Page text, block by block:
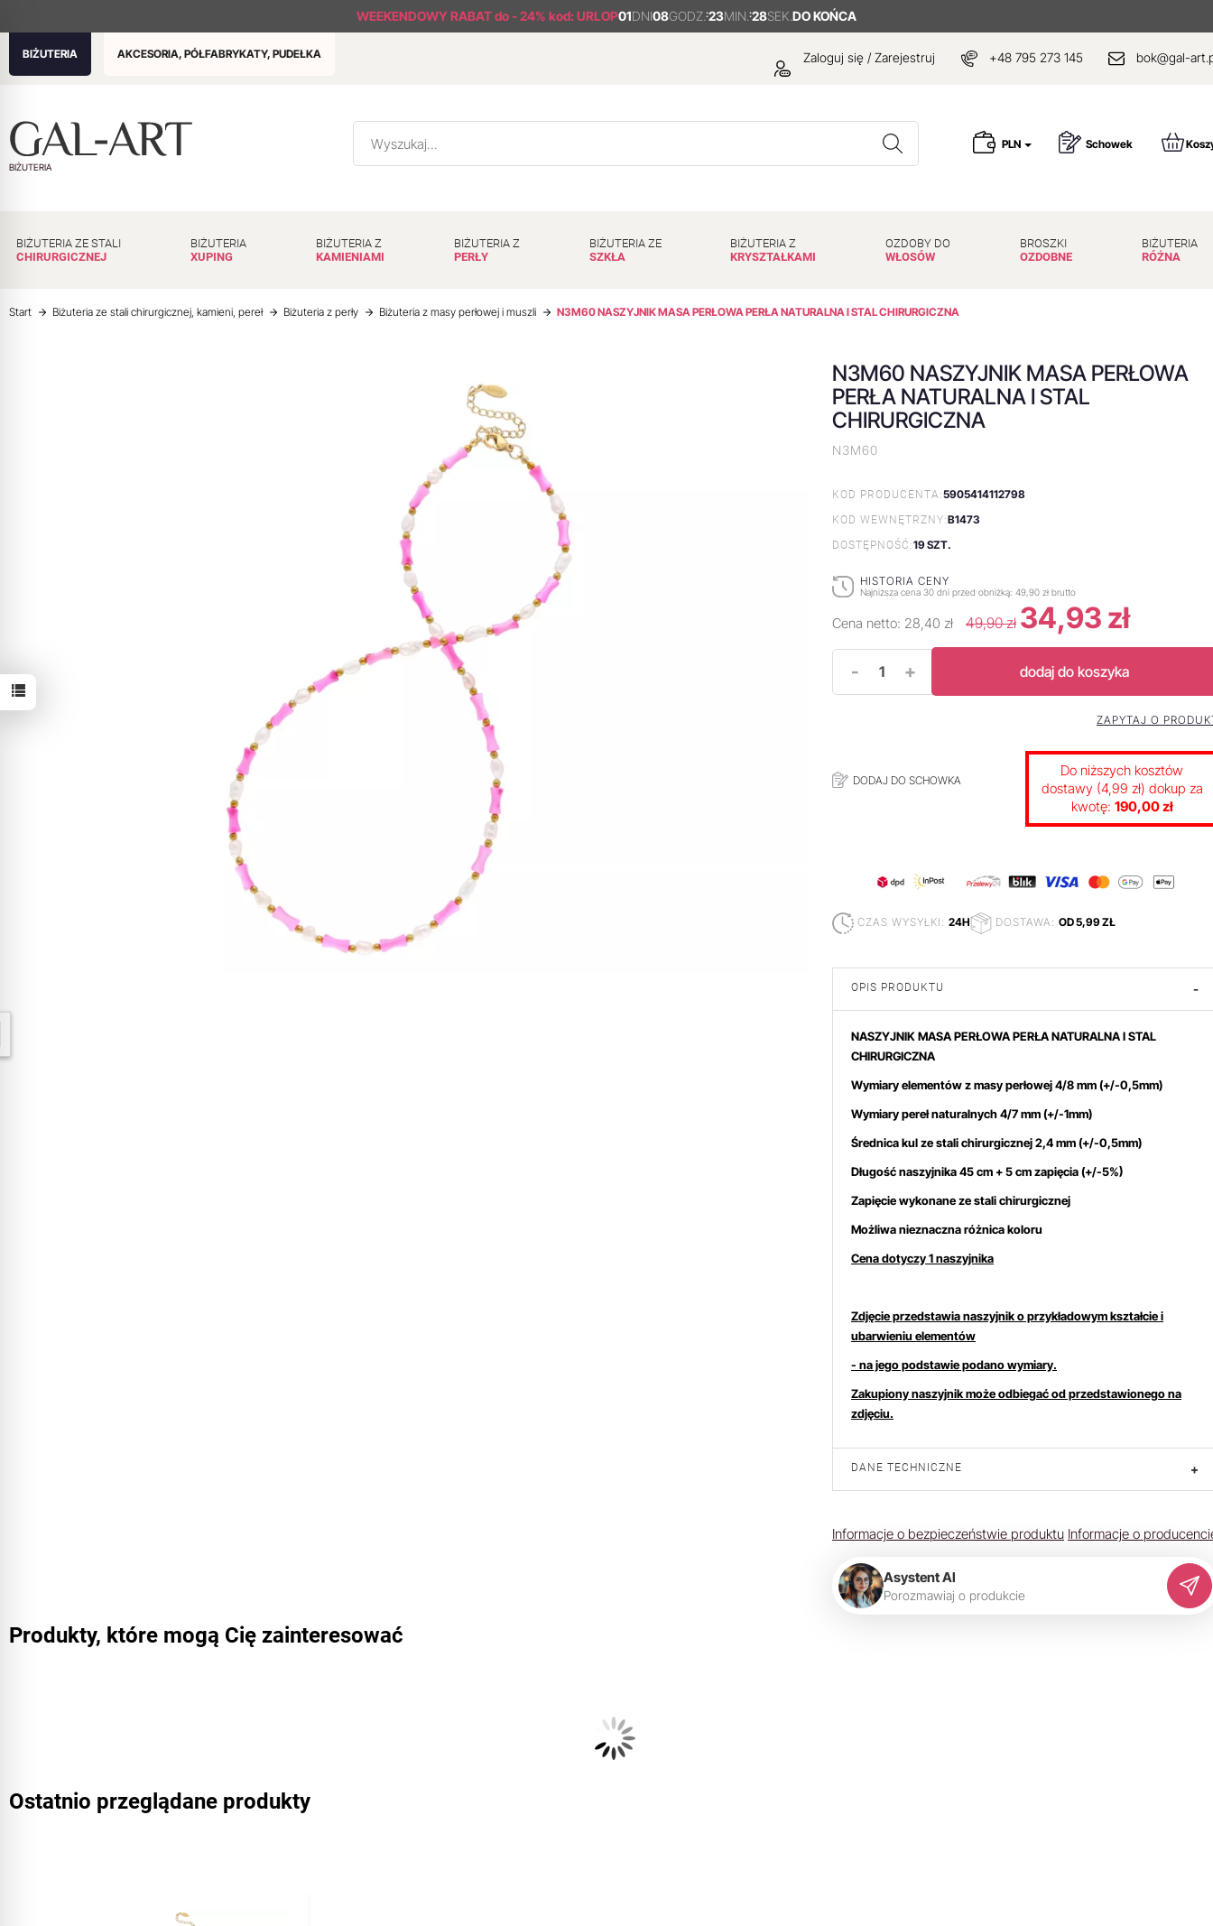
WEEKENDOWY RABATdo - 24% kod: URLOP01DNI08GODZ.:23MIN.:27SEK. DO KOŃCA
BIŻUTERIA AKCESORIA, PÓŁFABRYKATY, PUDEŁKA Zaloguj się / Zarejestruj +48 795 273 145 bok@gal-
BIŻUTERIA
Wyszukaj PLN Schowek
BIŻUTERIA ZE STALI
CHIRURGICZNEJ
BIŻUTERIA
XUPING
BIŻUTERIA Z
KAMIENIAMI
BIŻUTERIA Z
PERŁY
BIŻUTERIA ZE
SZKŁA
BIŻUTERIA Z
KRYSZTAŁKAMI
OZDOBY DO
WŁOSÓW
BROSZKI
OZDOBNE
BIŻUTERIA
RÓŻNA
Start Biżuteria ze stali chirurgicznej, kamieni, pereł Biżuteria z perły Biżuteria z masy perłowej i muszli N3M60 NASZYJNIK MASA PERŁOWA PERŁA NATURALNA I STAL CHIRURGICZNA
N3M60 NASZYJNIK MASA PERŁOWA
PERŁA NATURALNA I STAL
CHIRURGICZNA
N3M60
KOD PRODUCENTA:5905414112798
KOD WEWNĘTRZNY:B1473
DOSTĘPNOŚĆ:19 SZT.
HISTORIA CENY
Najniższa cena 30 dni przed obniżką: 49,90 zł brutto
Cena netto: 28,40 zł 49,90 zł 34,93 zł
- + dodaj do koszyka
DODAJ DO SCHOWKA
ZAPYTAJ O
Do niższych kosztów
dostawy (4,99 zł) dokup za
kwotę: 190,00 zł
CZAS WYSYŁKI: 24H DOSTAWA: OD 5,99 ZŁ
OPIS PRODUKTU -
NASZYJNIK MASA PERŁOWA PERŁA NATURALNA I STAL
CHIRURGICZNA
Wymiary elementów z masy perłowej 4/8mm (+/-0,5mm)
Wymiary pereł naturalnych 4/7 mm (+/-1mm)
Średnica kul ze stali chirurgicznej 2,4 mm (+/-0,5mm)
Długość naszyjnika 45 cm + 5 cm zapięcia (+/-5%)
Zapięcie wykonane ze stali chirurgicznej
Możliwa nieznaczna różnica koloru
Cena dotyczy 1 naszyjnika
Zdjęcie przedstawia naszyjnik o przykładowym kształcie i
ubarwieniu elementów
- na jego podstawie podano wymiary.
Zakupiony naszyjnik może odbiegać od przedstawionego na
zdjęciu.
DANE TECHNICZNE +
Informacje o bezpieczeństwie produktu Informacje o
Asystent AI
Porozmawiaj o produkcie
Produkty, które mogą Cię zainteresować
Ostatnio przeglądane produkty